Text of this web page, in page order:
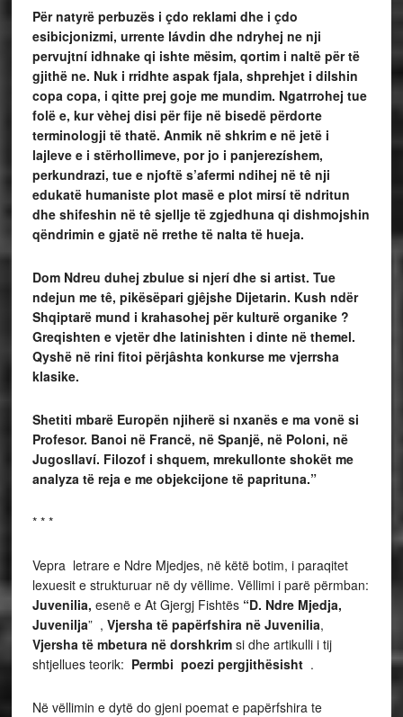
Për natyrë perbuzës i çdo reklami dhe i çdo
esibicjonizmi, urrente lávdin dhe ndryhej ne nji
pervujtní idhnake qi ishte mësim, qortim i naltë për të
gjithë ne. Nuk i rridhte aspak fjala, shprehjet i dilshin
copa copa, i qitte prej goje me mundim. Ngatrrohej tue
folë e, kur vèhej disi për fije në bisedë përdorte
terminologji të thatë. Anmik në shkrim e në jetë i
lajleve e i stërhollimeve, por jo i panjerezíshem,
perkundrazi, tue e njoftë s’afermi ndihej në tê nji
edukatë humaniste plot masë e plot mirsí të ndritun
dhe shifeshin në tê sjellje të zgjedhuna qi dishmojshin
qëndrimin e gjatë në rrethe të nalta të hueja.
Dom Ndreu duhej zbulue si njerí dhe si artist. Tue
ndejun me tê, pikësëpari gjêjshe Dijetarin. Kush ndër
Shqiptarë mund i krahasohej për kulturë organike ?
Greqishten e vjetër dhe latinishten i dinte në themel.
Qyshë në rini fitoi përjâshta konkurse me vjerrsha
klasike.
Shetiti mbarë Europën njiherë si nxanës e ma vonë si
Profesor. Banoi në Francë, në Spanjë, në Poloni, në
Jugosllaví. Filozof i shquem, mrekullonte shokët me
analyza të reja e me objekcijone të paprituna.”
* * *
Vepra letrare e Ndre Mjedjes, në këtë botim, i paraqitet
lexuesit e strukturuar në dy vëllime. Vëllimi i parë përmban:
Juvenilia, esenë e At Gjergj Fishtës“D. Ndre Mjedja,
Juvenilja” , Vjersha të papërfshira në Juvenilia,
Vjersha të mbetura në dorshkrimsi dhe artikulli i tij
shtjellues teorik: Permbi poezi pergjithësisht .
Në vëllimin e dytë do gjeni poemat e papërfshira te